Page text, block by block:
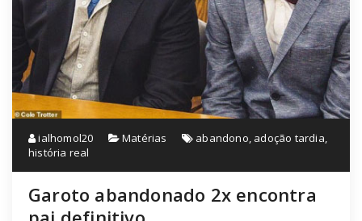
ialhomol20 Matérias abandono, adoção tardia,
história real
Garoto abandonado 2x encontra